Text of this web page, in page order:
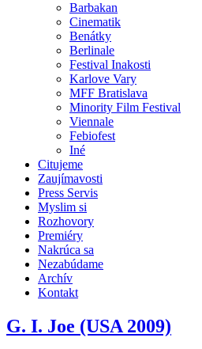
Barbakan
Cinematik
Benátky
Berlinale
Festival Inakosti
Karlove Vary
MFF Bratislava
Minority Film Festival
Viennale
Febiofest
Iné
Citujeme
Zaujímavosti
Press Servis
Myslim si
Rozhovory
Premiéry
Nakrúca sa
Nezabúdame
Archív
Kontakt
G. I. Joe (USA 2009)